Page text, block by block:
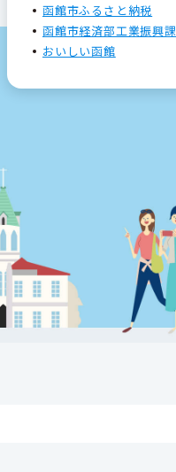
函館市ふるさと納税
函館市経済部工業振興課
おいしい函館